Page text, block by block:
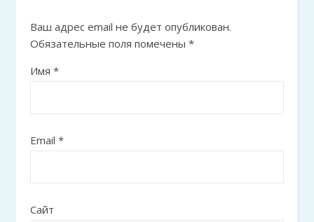
Ваш адрес email не будет опубликован.
Обязательные поля помечены *
Имя *
Email *
Сайт